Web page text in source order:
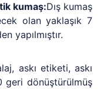
kumaş:Dış kumaş
olan yaklaşık 7
yapılmıştır.
askı etiketi, askı
geri dönüştürülmüş